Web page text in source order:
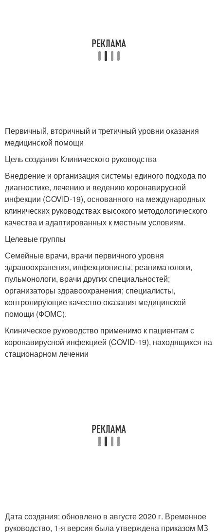
Первичный, вторичный и третичный уровни оказания
медицинской помощи
Цель создания Клинического руководства
Внедрение и организация системы единого подхода по
диагностике, лечению и ведению коронавирусной
инфекции (COVID-19), основанного на международных
клинических руководствах высокого методологического
качества и адаптированных к местным условиям.
Целевые группы
Семейные врачи, врачи первичного уровня
здравоохранения, инфекционисты, реаниматологи,
пульмонологи, врачи других специальностей;
организаторы здравоохранения; специалисты,
контролирующие качество оказания медицинской
помощи (ФОМС).
Клиническое руководство применимо к пациентам с
коронавирусной инфекцией (COVID-19), находящихся на
стационарном лечении
Дата создания: обновлено в августе 2020 г. Временное
руководство, 1-я версия была утверждена приказом МЗ